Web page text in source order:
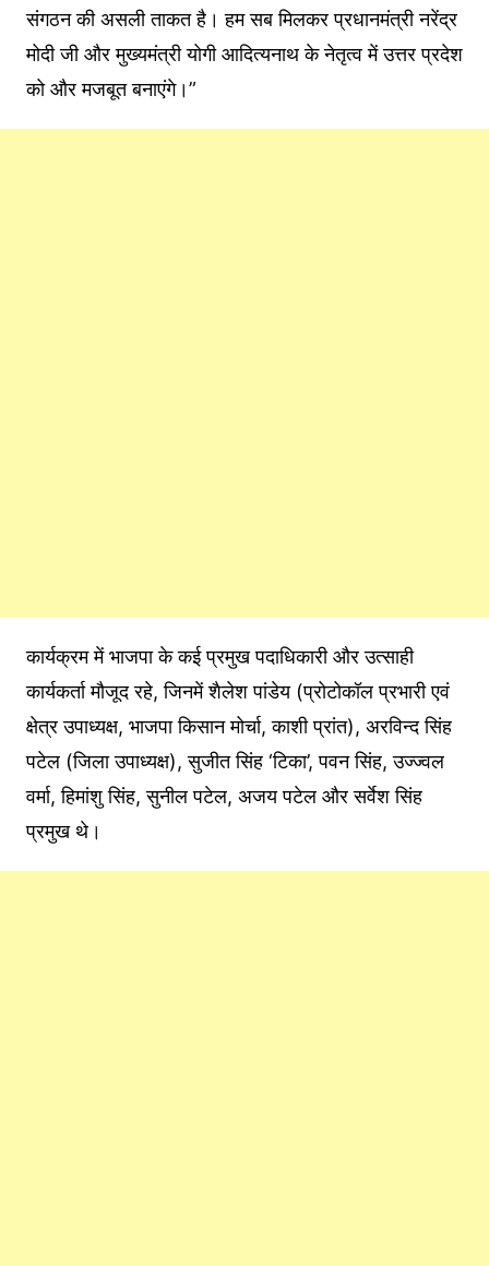
संगठन की असली ताकत है। हम सब मिलकर प्रधानमंत्री नरेंद्र
मोदी जी और मुख्यमंत्री योगी आदित्यनाथ के नेतृत्व में उत्तर प्रदेश
को और मजबूत बनाएंगे।”
कार्यक्रम में भाजपा के कई प्रमुख पदाधिकारी और उत्साही
कार्यकर्ता मौजूद रहे, जिनमें शैलेश पांडेय (प्रोटोकॉल प्रभारी एवं
क्षेत्र उपाध्यक्ष, भाजपा किसान मोर्चा, काशी प्रांत), अरविन्द सिंह
पटेल (जिला उपाध्यक्ष), सुजीत सिंह ‘टिका’, पवन सिंह, उज्ज्वल
वर्मा, हिमांशु सिंह, सुनील पटेल, अजय पटेल और सर्वेश सिंह
प्रमुख थे।